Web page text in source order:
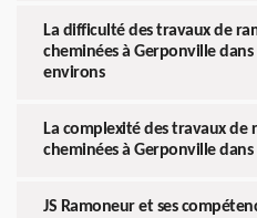
La difficulté des travaux de
cheminées à Gerponville dans
environs
La complexité des travaux de
cheminées à Gerponville dans
JS Ramoneur et ses